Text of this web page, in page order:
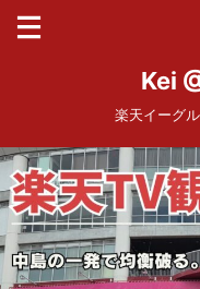
Kei
楽天イーグ